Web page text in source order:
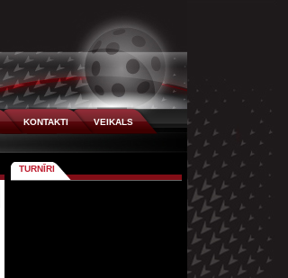
KONTAKTI
VEIKALS
TURNĪRI